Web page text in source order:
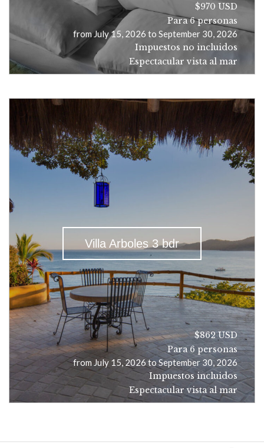
$970 USD
Para 6 personas
from July 15, 2026 to September 30, 2026
Impuestos no incluidos
Espectacular vista al mar
$862 USD
Para 6 personas
from July 15, 2026 to September 30, 2026
Impuestos incluidos
Espectacular vista al mar
Villa Arboles 3 bdr